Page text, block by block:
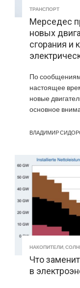
ТРАНСПОРТ
Мерседес
новых
сгорания и
По
настоящее
новые
основное
ВЛАДИМИР
НАКОПИТЕЛИ
Что
в